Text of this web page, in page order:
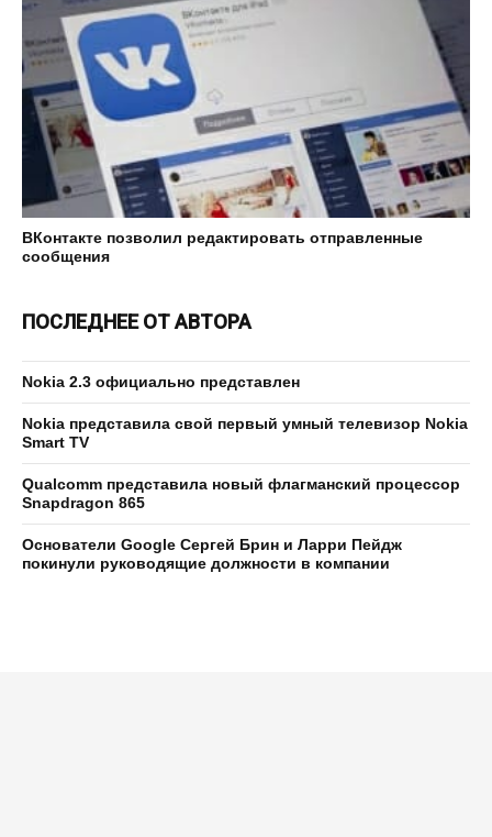
ВКонтакте позволил редактировать отправленные
сообщения
ПОСЛЕДНЕЕ ОТ АВТОРА
Nokia 2.3 официально представлен
Nokia представила свой первый умный телевизор Nokia
Smart TV
Qualcomm представила новый флагманский процессор
Snapdragon 865
Основатели Google Сергей Брин и Ларри Пейдж
покинули руководящие должности в компании